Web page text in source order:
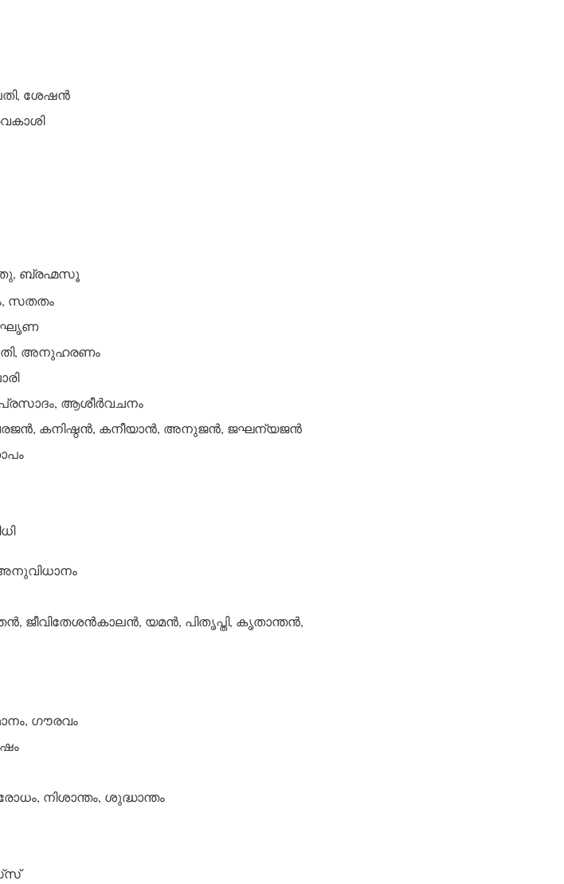
ശേഷന്‍
ബ്രഹ്മസൂ
സതതം
ഘൃണ
അനുഹരണം
ആശീര്‍വചനം
കനിഷ്ഠന്‍, കനീയാന്‍, അനുജന്‍, ജഘന്യജന്‍
ജീവിതേശന്‍കാലന്‍, യമന്‍, പിതൃപ്തി, കൃതാന്തന്‍,
ഗൗരവം
നിശാന്തം, ശുദ്ധാന്തം